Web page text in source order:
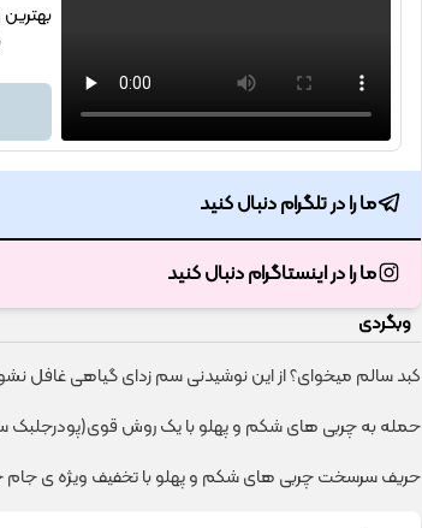
بهترین
ما را در تلگرام دنبال کنید
ما را در اینستاگرام دنبال کنید
وبگردی
کبد سالم میخوای؟ از این نوشیدنی سم زدای گیاهی غافل
حمله به چربی های شکم و پهلو با یک روش قوی(پودرجلبک
حریف سرسخت چربی های شکم و پهلو با تخفیف ویژه ی جام